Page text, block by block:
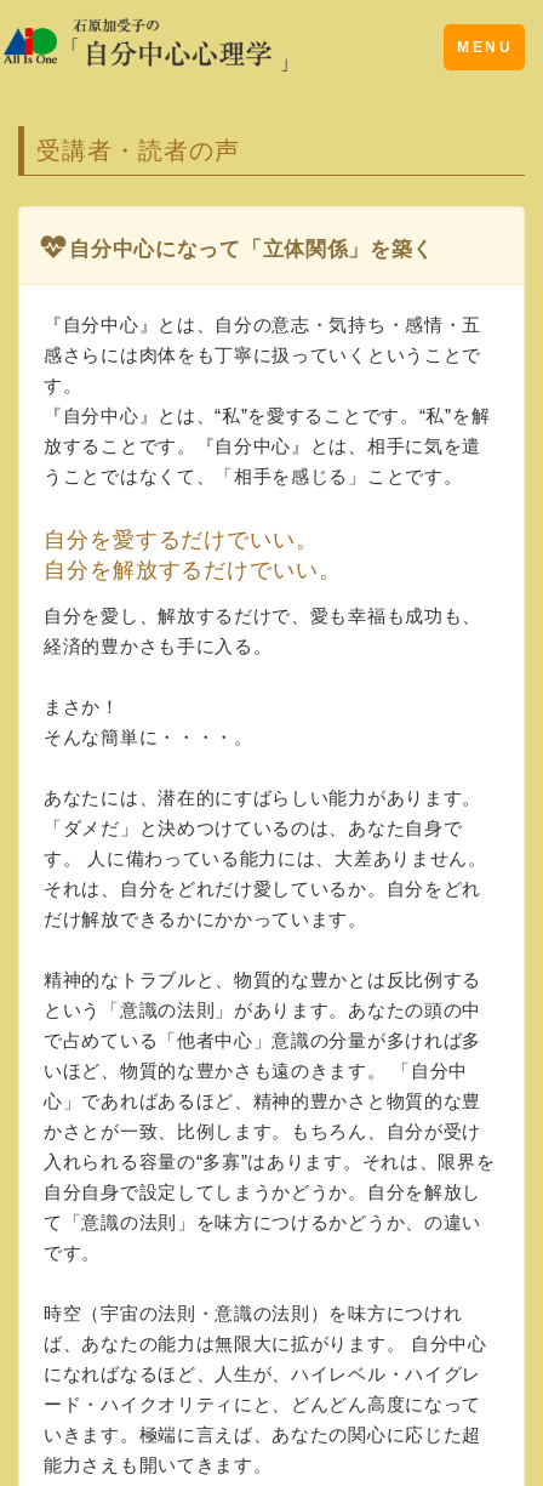
Toggle
navigation
MENU
受講者・読者の声
自分中心になって「立体関係」を築く
『自分中心』とは、自分の意志・気持ち・感情・五
感さらには肉体をも丁寧に扱っていくということで
す。
『自分中心』とは、“私”を愛することです。“私”を解
放することです。『自分中心』とは、相手に気を遣
うことではなくて、「相手を感じる」ことです。
自分を愛するだけでいい。
自分を解放するだけでいい。
自分を愛し、解放するだけで、愛も幸福も成功も、
経済的豊かさも手に入る。
まさか！
そんな簡単に・・・・。
あなたには、潜在的にすばらしい能力があります。
「ダメだ」と決めつけているのは、あなた自身で
す。 人に備わっている能力には、大差ありません。
それは、自分をどれだけ愛しているか。自分をどれ
だけ解放できるかにかかっています。
精神的なトラブルと、物質的な豊かとは反比例する
という「意識の法則」があります。あなたの頭の中
で占めている「他者中心」意識の分量が多ければ多
いほど、物質的な豊かさも遠のきます。 「自分中
心」であればあるほど、精神的豊かさと物質的な豊
かさとが一致、比例します。もちろん、自分が受け
入れられる容量の“多寡”はあります。それは、限界を
自分自身で設定してしまうかどうか。自分を解放し
て「意識の法則」を味方につけるかどうか、の違い
です。
時空（宇宙の法則・意識の法則）を味方につけれ
ば、あなたの能力は無限大に拡がります。 自分中心
になればなるほど、人生が、ハイレベル・ハイグレ
ード・ハイクオリティにと、どんどん高度になって
いきます。極端に言えば、あなたの関心に応じた超
能力さえも開いてきます。